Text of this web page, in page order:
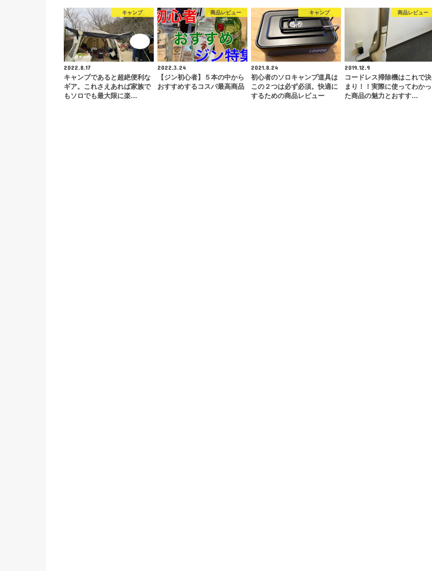
キャンプ
2022.8.17
キャンプであると超絶便利な
ギア。これさえあれば家族で
もソロでも最大限に楽…
商品レビュー
2022.3.24
【ジン初心者】５本の中から
おすすめするコスパ最高商品
キャンプ
2021.8.24
初心者のソロキャンプ道具は
この２つは必ず必須。快適に
するための商品レビュー
商品レビュー
2019.12.9
コードレス掃除機はこれで決
まり！！実際に使ってわかっ
た商品の魅力とおすす…